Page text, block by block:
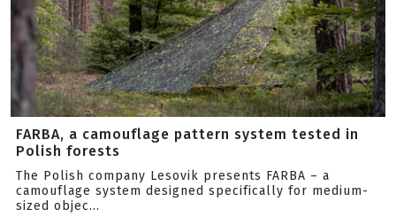
FARBA, a camouflage pattern system tested in
Polish forests
The Polish company Lesovik presents FARBA – a
camouflage system designed specifically for medium-
sized objec...